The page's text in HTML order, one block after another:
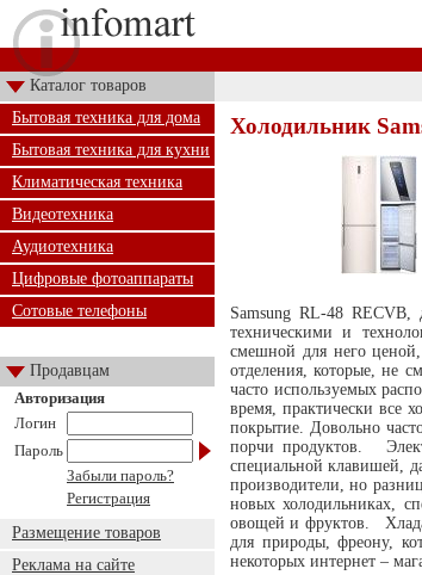
Каталог товаров
Бытовая техника для дома
Бытовая техника для кухни
Климатическая техника
Видеотехника
Аудиотехника
Цифровые фотоаппараты
Сотовые телефоны
Продавцам
Авторизация
Логин
Пароль
Забыли пароль?
Регистрация
Размещение товаров
Реклама на сайте
Холодильник
Samsung RL-48
техническими и
смешной для него
отделения, которые, не
часто используемых
время, практически все
покрытие. Довольно
порчи продуктов.
специальной клавишей,
производители, но
новых холодильниках,
овощей и фруктов.
для природы, фреону,
некоторых интернет –